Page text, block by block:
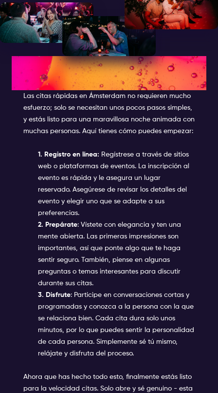
CÓMO PARTICIPAR EN
EVENTOS DE CITAS RÁPIDAS
Las citas rápidas en Ámsterdam no requieren mucho
esfuerzo; solo se necesitan unos pocos pasos simples,
y estás listo para una maravillosa noche animada con
muchas personas. Aquí tienes cómo puedes empezar:
1. Registro en línea: Regístrese a través de sitios
web o plataformas de eventos. La inscripción al
evento es rápida y le asegura un lugar
reservado. Asegúrese de revisar los detalles del
evento y elegir uno que se adapte a sus
preferencias.
2. Prepárate: Vístete con elegancia y ten una
mente abierta. Las primeras impresiones son
importantes, así que ponte algo que te haga
sentir seguro. También, piense en algunas
preguntas o temas interesantes para discutir
durante sus citas.
3. Disfrute: Participe en conversaciones cortas y
programadas y conozca a la persona con la que
se relaciona bien. Cada cita dura solo unos
minutos, por lo que puedes sentir la personalidad
de cada persona. Simplemente sé tú mismo,
relájate y disfruta del proceso.
Ahora que has hecho todo esto, finalmente estás listo
para la velocidad citas. Solo abre y sé genuino - esta